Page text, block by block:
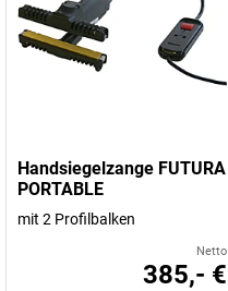
Handsiegelzange FUTURA
PORTABLE
mit 2 Profilbalken
Netto
385,- €